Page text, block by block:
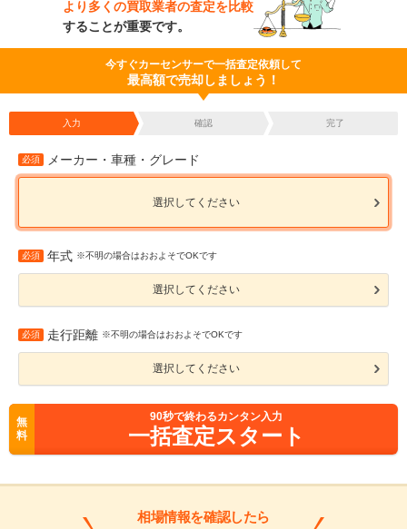
より多くの買取業者の査定を比較
することが重要です。
今すぐカーセンサーで一括査定依頼して
最高額で売却しましょう！
入力 確認 完了
必須 メーカー・車種・グレード
選択してください
必須 年式 ※不明の場合はおおよそでOKです
選択してください
必須 走行距離 ※不明の場合はおおよそでOKです
選択してください
無
料
90秒で終わるカンタン入力
一括査定スタート
相場情報を確認したら